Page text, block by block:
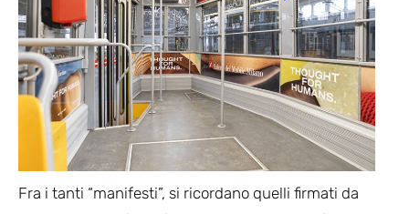
Fra i tanti “manifesti”, si ricordano quelli firmati da